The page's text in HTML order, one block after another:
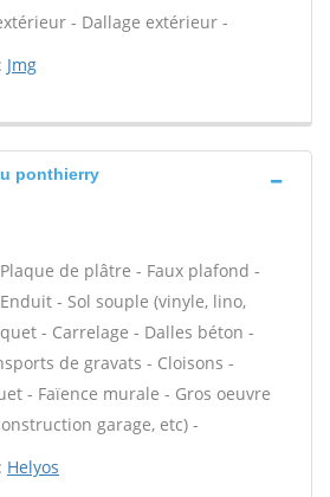
- Dallage extérieur -
Jmg
ponthierry
de plâtre - Faux plafond -
- Sol souple (vinyle, lino,
- Carrelage - Dalles béton -
de gravats - Cloisons -
- Faïence murale - Gros oeuvre
garage, etc) -
Helyos